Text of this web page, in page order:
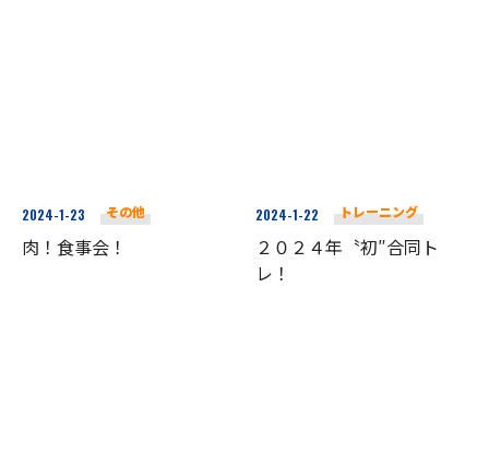
2024-1-23 その他
肉！食事会！
2024-1-22 トレーニング
２０２４年〝初″合同ト
レ！